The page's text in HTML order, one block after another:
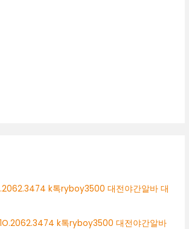
k톡ryboy3500 대전야간알바 대
k톡ryboy3500 대전야간알바